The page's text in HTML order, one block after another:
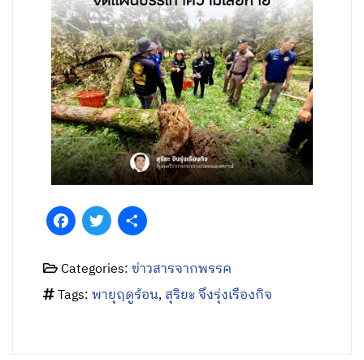
FacebookTwitter
Categories:ข่าวสารจากพรรค
Tags:พายุฤดูร้อน,สุริยะ จึงรุ่งเรืองกิจ